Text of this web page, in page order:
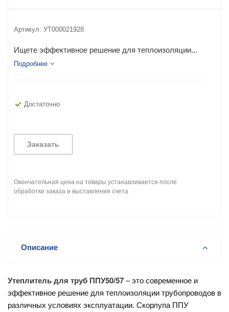
Артикул: УТ000021928
Ищете эффективное решение для теплоизоляции...
Подробнее
Достаточно
Заказать
Окончательная цена на товары устанавливается после
обработки заказа и выставления счета
Описание
Утеплитель для труб ППУ50/57 – это современное и
эффективное решение для теплоизоляции трубопроводов в
различных условиях эксплуатации. Скорлупа ППУ